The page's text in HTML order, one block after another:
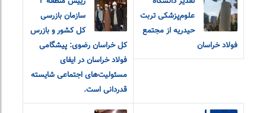
علوم‌پزشکی تربت
حیدریه از مجتمع
فولاد خراسان
سازمان بازرسی
کل کشور و بازرس
کل خراسان رضوی: پیشگامی
فولاد خراسان در ایفای
مسئولیت‌های اجتماعی شایسته
قدردانی است.